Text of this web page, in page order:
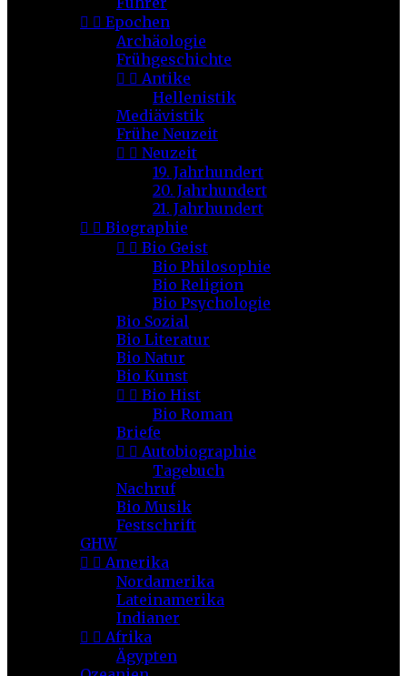
  Epochen
Archäologie
Frühgeschichte
  Antike
Hellenistik
Mediävistik
Frühe Neuzeit
  Neuzeit
19. Jahrhundert
20. Jahrhundert
21. Jahrhundert
  Biographie
  Bio Geist
Bio Philosophie
Bio Religion
Bio Psychologie
Bio Sozial
Bio Literatur
Bio Natur
Bio Kunst
  Bio Hist
Bio Roman
Briefe
  Autobiographie
Tagebuch
Nachruf
Bio Musik
Festschrift
GHW
  Amerika
Nordamerika
Lateinamerika
Indianer
  Afrika
Ägypten